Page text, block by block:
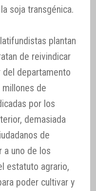
soja transgénica.
plantan
de reivindicar
del departamento
de
por los
demasiada
de
a uno de los
estatuto agrario,
poder cultivar y